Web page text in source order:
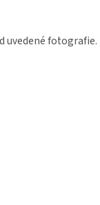
uvedené fotografie.